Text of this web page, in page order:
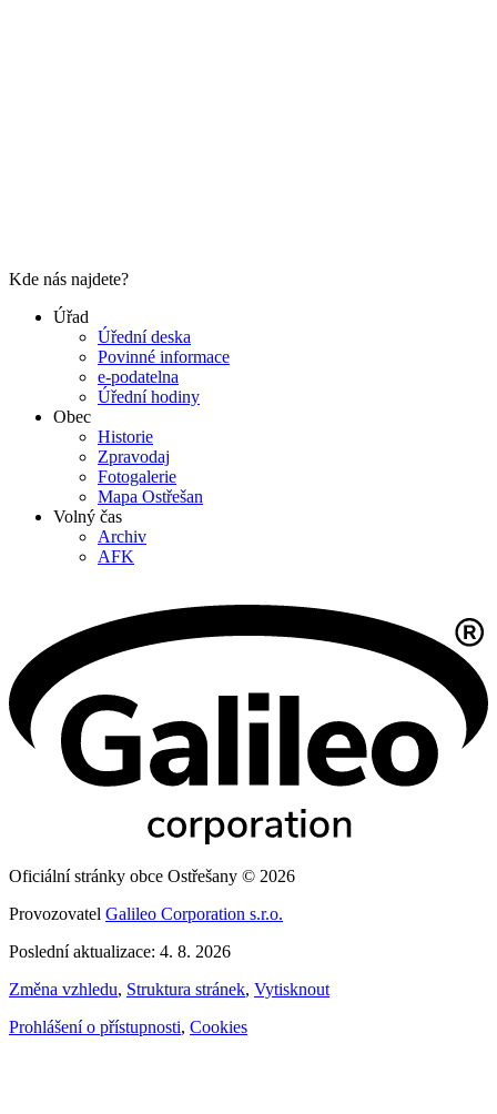
Kde nás najdete?
Úřad
Úřední deska
Povinné informace
e-podatelna
Úřední hodiny
Obec
Historie
Zpravodaj
Fotogalerie
Mapa Ostřešan
Volný čas
Archiv
AFK
Oficiální stránky obce Ostřešany © 2026
Provozovatel Galileo Corporation s.r.o.
Poslední aktualizace: 4. 8. 2026
Změna vzhledu, Struktura stránek, Vytisknout
Prohlášení o přístupnosti, Cookies